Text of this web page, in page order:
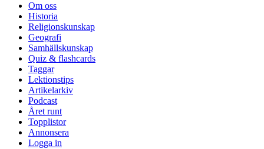
Om oss
Historia
Religionskunskap
Geografi
Samhällskunskap
Quiz & flashcards
Taggar
Lektionstips
Artikelarkiv
Podcast
Året runt
Topplistor
Annonsera
Logga in